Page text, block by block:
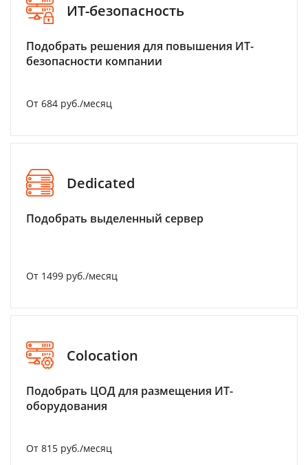
ИТ-безопасность
Подобрать решения для повышения ИТ-
безопасности компании
От 684 руб./месяц
Dedicated
Подобрать выделенный сервер
От 1499 руб./месяц
Colocation
Подобрать ЦОД для размещения ИТ-
оборудования
От 815 руб./месяц